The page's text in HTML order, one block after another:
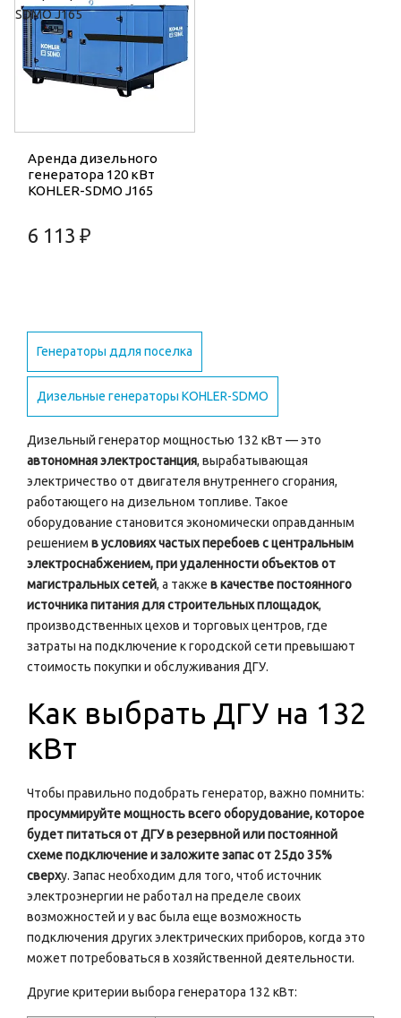
Аренда дизельного
генератора 120 кВт
KOHLER-SDMO J165
6 113 ₽
Генераторы ддля поселка
Дизельные генераторы KOHLER-SDMO
Дизельный генератор мощностью 132 кВт — это
автономная электростанция, вырабатывающая
электричество от двигателя внутреннего сгорания,
работающего на дизельном топливе. Такое
оборудование становится экономически оправданным
решением в условиях частых перебоев с центральным
электроснабжением, при удаленности объектов от
магистральных сетей, а также в качестве постоянного
источника питания для строительных площадок,
производственных цехов и торговых центров, где
затраты на подключение к городской сети превышают
стоимость покупки и обслуживания ДГУ.
Как выбрать ДГУ на 132
кВт
Чтобы правильно подобрать генератор, важно помнить:
просуммируйте мощность всего оборудование, которое
будет питаться от ДГУ в резервной или постоянной
схеме подключение и заложите запас от 25до 35%
сверху. Запас необходим для того, чтоб источник
электроэнергии не работал на пределе своих
возможностей и у вас была еще возможность
подключения других электрических приборов, когда это
может потребоваться в хозяйственной деятельности.
Другие критерии выбора генератора 132 кВт: